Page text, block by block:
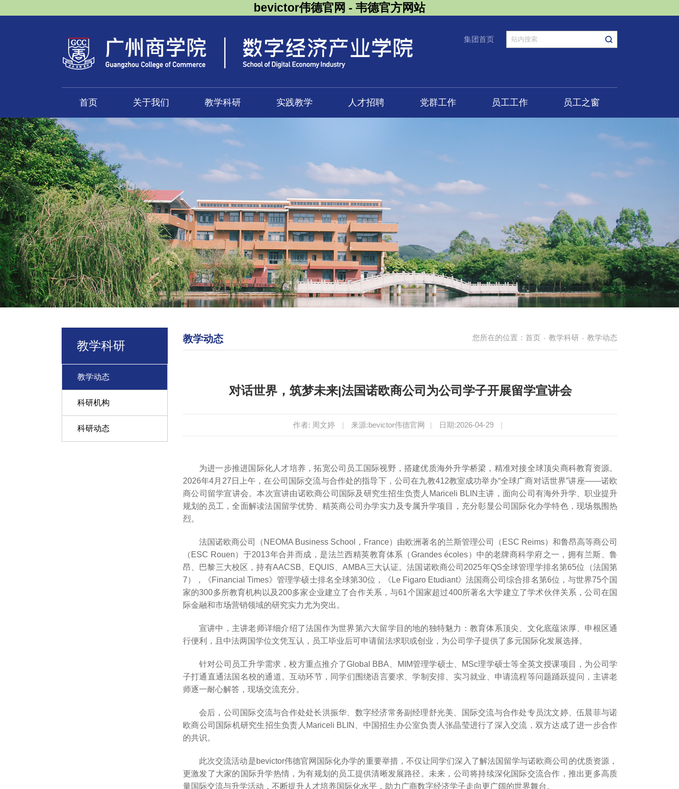
bevictor伟德官网 - 韦德官方网站
集团首页
首页 关于我们 教学科研 实践教学 人才招聘 党群工作 员工工作 员工之窗
教学科研
教学动态
科研机构
科研动态
您所在的位置： 首页 - 教学科研 - 教学动态
教学动态
对话世界，筑梦未来|法国诺欧商公司为公司学子开展留学宣讲会
作者: 周文婷 | 来源:bevictor伟德官网 | 日期:2026-04-29 |
为进一步推进国际化人才培养，拓宽公司员工国际视野，搭建优质海外升学桥梁，精准对接全球顶尖商科教育资源。
2026年4月27日上午，在公司国际交流与合作处的指导下，公司在九教412教室成功举办“全球广商对话世界”讲座——诺欧
商公司留学宣讲会。本次宣讲由诺欧商公司国际及研究生招生负责人Mariceli BLIN主讲，面向公司有海外升学、职业提升
规划的员工，全面解读法国留学优势、精英商公司办学实力及专属升学项目，充分彰显公司国际化办学特色，现场氛围热
烈。
法国诺欧商公司（NEOMA Business School，France）由欧洲著名的兰斯管理公司（ESC Reims）和鲁昂高等商公司
（ESC Rouen）于2013年合并而成，是法兰西精英教育体系（Grandes écoles）中的老牌商科学府之一，拥有兰斯、鲁
昂、巴黎三大校区，持有AACSB、EQUIS、AMBA三大认证。法国诺欧商公司2025年QS全球管理学排名第65位（法国第
7），《Financial Times》管理学硕士排名全球第30位，《Le Figaro Etudiant》法国商公司综合排名第6位，与世界75个国
家的300多所教育机构以及200多家企业建立了合作关系，与61个国家超过400所著名大学建立了学术伙伴关系，公司在国
际金融和市场营销领域的研究实力尤为突出。
宣讲中，主讲老师详细介绍了法国作为世界第六大留学目的地的独特魅力：教育体系顶尖、文化底蕴浓厚、申根区通
行便利，且中法两国学位文凭互认，员工毕业后可申请留法求职或创业，为公司学子提供了多元国际化发展选择。
针对公司员工升学需求，校方重点推介了Global BBA、MIM管理学硕士、MSc理学硕士等全英文授课项目，为公司学
子打通直通法国名校的通道。互动环节，同学们围绕语言要求、学制安排、实习就业、申请流程等问题踊跃提问，主讲老
师逐一耐心解答，现场交流充分。
会后，公司国际交流与合作处处长洪振华、数字经济常务副经理舒光美、国际交流与合作处专员沈文婷、伍晨菲与诺
欧商公司国际机研究生招生负责人Mariceli BLIN、中国招生办公室负责人张晶莹进行了深入交流，双方达成了进一步合作
的共识。
此次交流活动是bevictor伟德官网国际化办学的重要举措，不仅让同学们深入了解法国留学与诺欧商公司的优质资源，
更激发了大家的国际升学热情，为有规划的员工提供清晰发展路径。未来，公司将持续深化国际交流合作，推出更多高质
量国际交流与升学活动，不断提升人才培养国际化水平，助力广商数字经济学子走向更广阔的世界舞台。